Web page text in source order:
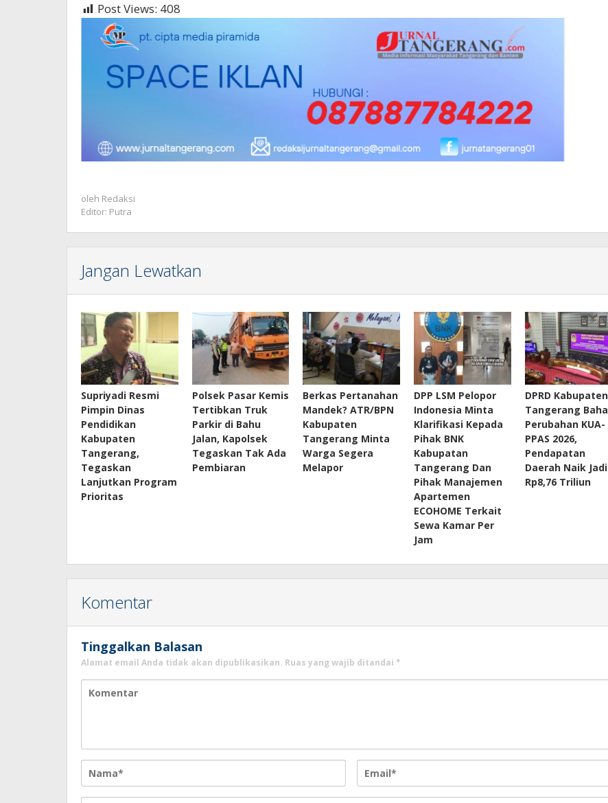
Post Views: 408
oleh Redaksi
Editor: Putra
Jangan Lewatkan
Supriyadi Resmi
Pimpin Dinas
Pendidikan
Kabupaten
Tangerang,
Tegaskan
Lanjutkan Program
Prioritas
Polsek Pasar Kemis
Tertibkan Truk
Parkir di Bahu
Jalan, Kapolsek
Tegaskan Tak Ada
Pembiaran
Berkas Pertanahan
Mandek? ATR/BPN
Kabupaten
Tangerang Minta
Warga Segera
Melapor
DPP LSM Pelopor
Indonesia Minta
Klarifikasi Kepada
Pihak BNK
Kabupatan
Tangerang Dan
Pihak Manajemen
Apartemen
ECOHOME Terkait
Sewa Kamar Per
Jam
DPRD Kabupaten
Tangerang
Perubahan KUA-
PPAS 2026,
Pendapatan
Daerah Naik Jadi
Rp8,76 Triliun
Komentar
Tinggalkan Balasan
Alamat email Anda tidak akan dipublikasikan. Ruas yang wajib ditandai *